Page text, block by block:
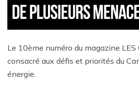
Le 10ème numéro du magazine LES
consacré aux défis et priorités du
énergie.